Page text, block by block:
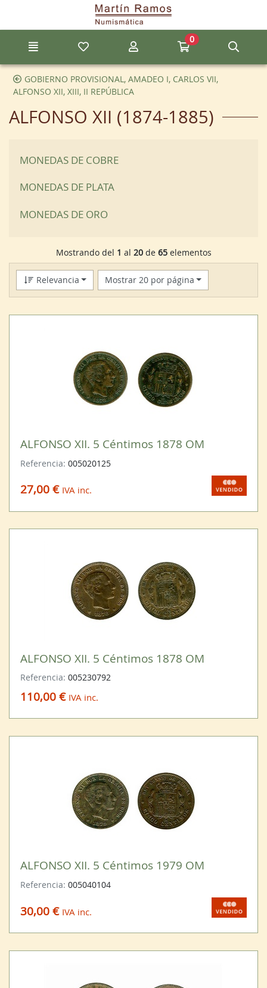
Ir al contenido principal de la página
Mis artículos favoritos
Mi cuentaIr a mi compra
0
GOBIERNO PROVISIONAL, AMADEO I, CARLOS VII,
ALFONSO XII, XIII, II REPÚBLICA
ALFONSO XII (1874-1885)
MONEDAS DE COBRE
MONEDAS DE PLATA
MONEDAS DE ORO
Mostrando del 1 al 20de 65elementos
Relevancia Mostrar 20 por página
ALFONSO XII. 5 Céntimos 1878 OM
Referencia: 005020125
27,00 € IVA inc.
ALFONSO XII. 5 Céntimos 1878 OM
Referencia: 005230792
110,00 € IVA inc.
ALFONSO XII. 5 Céntimos 1979 OM
Referencia: 005040104
30,00 € IVA inc.